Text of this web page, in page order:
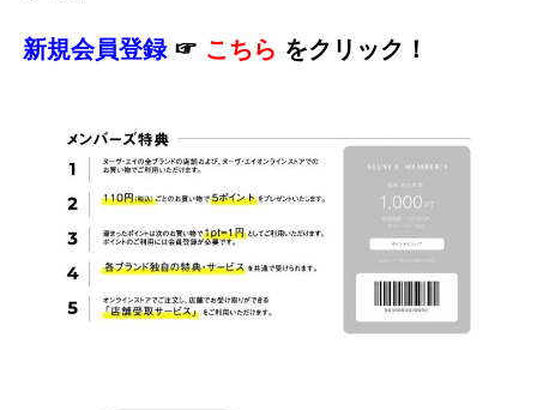
新規会員登録 ☞ こちら をクリック！